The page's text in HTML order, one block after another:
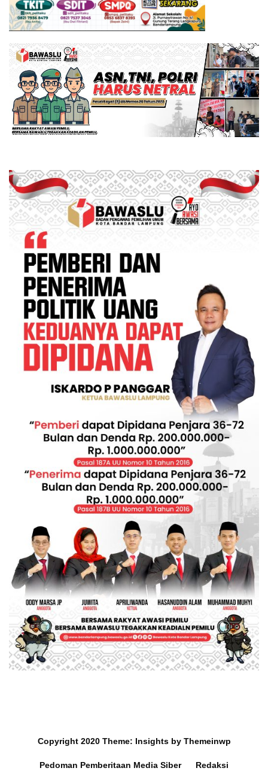
Copyright 2020 Theme: Insightsby Themeinwp
Pedoman Pemberitaan Media Siber Redaksi